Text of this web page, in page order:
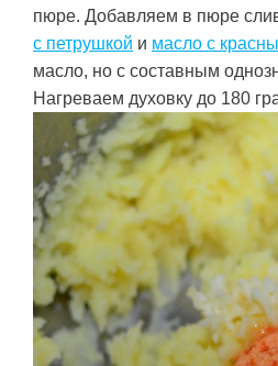
пюре. Добавляем в пюре
с петрушкой и масло с
масло, но с составным
Нагреваем духовку до 180